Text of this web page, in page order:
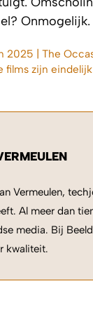
2025 | The
films zijn
Vermeulen,
Al meer dan
media. Bij
kwaliteit.